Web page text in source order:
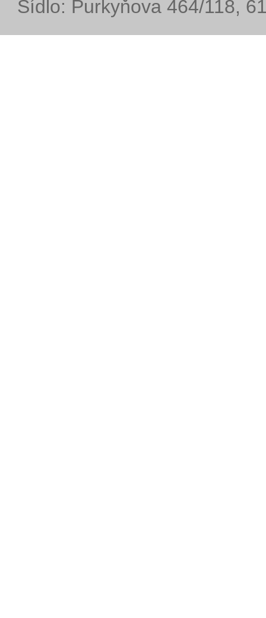
Sídlo: Purkyňova 464/118,